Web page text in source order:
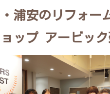
浦安のリフォー
ップ アービック